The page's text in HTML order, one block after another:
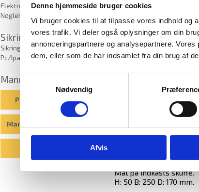
Denne hjemmeside bruger cookies
Vi bruger cookies til at tilpasse vores indhold og
vores trafik. Vi deler også oplysninger om din
annonceringspartnere og analysepartnere.
dem, eller som de har indsamlet fra din brug af
Samtykkevalg
Nødvendig
Afvis
Elektroniske Nøgleskabe
Nøglehåndtering
Sikring
Sikring af bærbar
Pc/Ipad/opladning
Manualer
Pengeskabsguiden
Manualer til elkodelåse
Deponeringsboks til
Udført i 3 mm stålplade.
Når deponering er sket
kan indholdet kun
Mål:
Vægt: 25 kg.
Mål på indkasts skuffe.
H: 50 B: 250 D: 170 mm.